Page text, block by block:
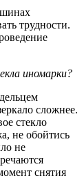
трудности.
иномарки?
сложнее.
стекло
не обойтись
не
снятия